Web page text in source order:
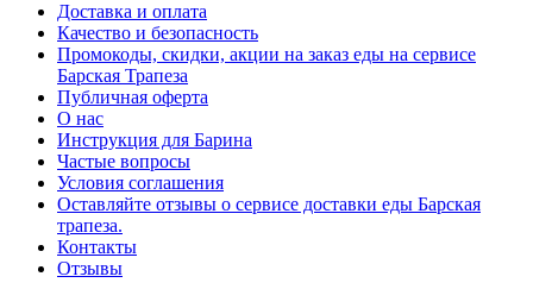
Доставка и оплата
Качество и безопасность
Промокоды, скидки, акции на заказ еды на сервисе
Барская Трапеза
Публичная оферта
О нас
Инструкция для Барина
Частые вопросы
Условия соглашения
Оставляйте отзывы о сервисе доставки еды Барская
трапеза.
Контакты
Отзывы